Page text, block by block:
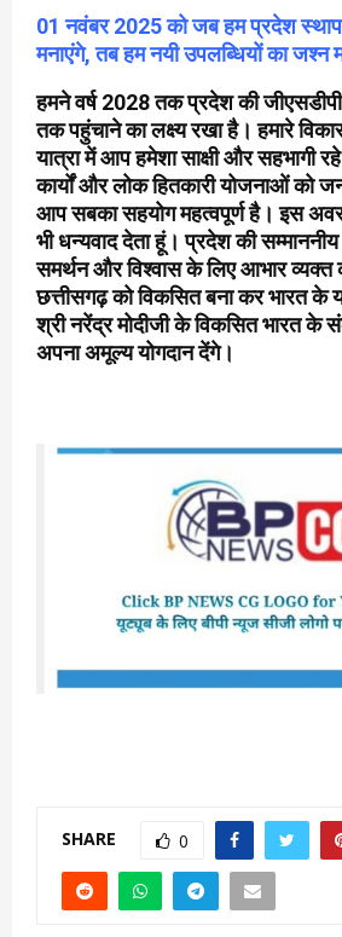
01 नवंबर 2025 को जब हम प्रदेश
मनाएंगे, तब हम नयी उपलब्धियों का जश्न
हमने वर्ष 2028 तक प्रदेश की
तक पहुंचाने का लक्ष्य रखा है। हमारे
यात्रा में आप हमेशा साक्षी और सहभागी
कार्यों और लोक हितकारी योजनाओं को
आप सबका सहयोग महत्वपूर्ण है। इस
भी धन्यवाद देता हूं। प्रदेश की
समर्थन और विश्वास के लिए आभार व्यक्त
छत्तीसगढ़ को विकसित बना कर भारत के
श्री नरेंद्र मोदीजी के विकसित भारत के
अपना अमूल्य योगदान देंगे।
SHARE 0